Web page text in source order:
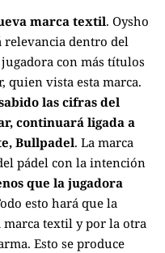
marca textil. Oysho
relevancia dentro del
con más títulos
quien vista esta marca.
las cifras del
continuará ligada a
Bullpadel. La marca
pádel con la intención
que la jugadora
esto hará que la
textil y por la otra
Esto se produce